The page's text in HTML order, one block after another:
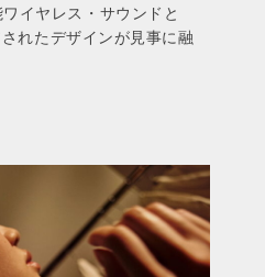
イヤレス・サウンドと
れたデザインが見事に融